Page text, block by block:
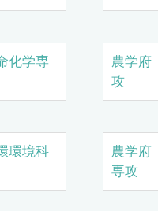
化学専
農学
攻
環境科
農学
専攻